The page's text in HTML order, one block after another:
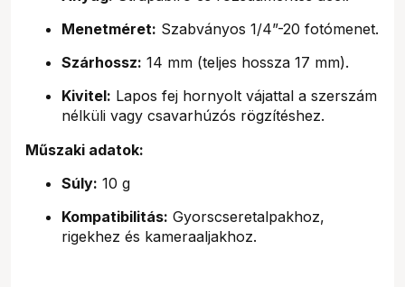
Menetméret: Szabványos 1/4”-20 fotómenet.
Szárhossz: 14 mm (teljes hossza 17 mm).
Kivitel: Lapos fej hornyolt vájattal a szerszám
nélküli vagy csavarhúzós rögzítéshez.
Műszaki adatok:
Súly: 10 g
Kompatibilitás: Gyorscseretalpakhoz,
rigekhez és kameraaljakhoz.